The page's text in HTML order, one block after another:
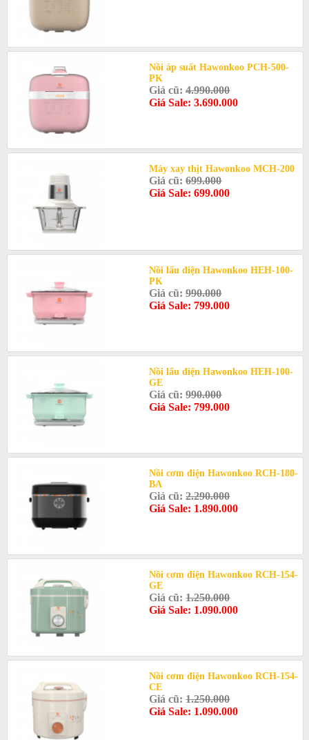
Nồi áp suất Hawonkoo PCH-500-
PK
Giá cũ:4.990.000
Giá Sale: 3.690.000
Máy xay thịt Hawonkoo MCH-200
Giá cũ:699.000
Giá Sale: 699.000
Nồi lẩu điện Hawonkoo HEH-100-
PK
Giá cũ:990.000
Giá Sale: 799.000
Nồi lẩu điện Hawonkoo HEH-100-
GE
Giá cũ:990.000
Giá Sale: 799.000
Nồi cơm điện Hawonkoo RCH-180-
BA
Giá cũ:2.290.000
Giá Sale: 1.890.000
Nồi cơm điện Hawonkoo RCH-154-
GE
Giá cũ:1.250.000
Giá Sale: 1.090.000
Nồi cơm điện Hawonkoo RCH-154-
CE
Giá cũ:1.250.000
Giá Sale: 1.090.000